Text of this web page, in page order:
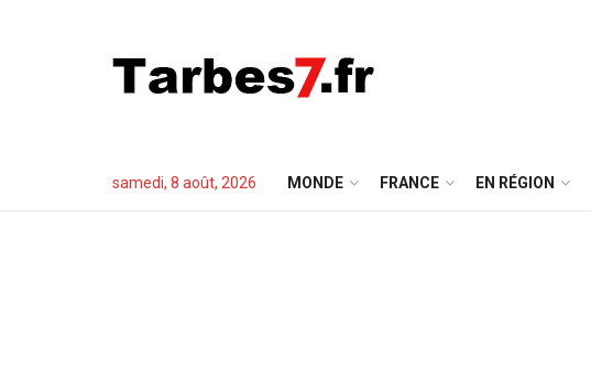
samedi, 8 août, 2026 MONDE FRANCE EN RÉGION